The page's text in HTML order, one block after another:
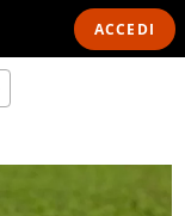
ACCEDI